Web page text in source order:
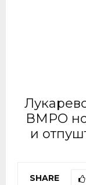
ВМРО
и
SHARE